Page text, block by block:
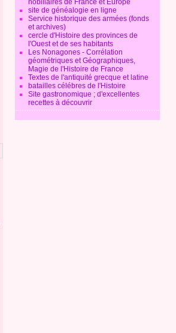
nobiliaires de France et Europe
site de généalogie en ligne
Service historique des armées (fonds
et archives)
cercle d'Histoire des provinces de
l'Ouest et de ses habitants
Les Nonagones - Corrélation
géométriques et Géographiques,
Magie de l'Histoire de France
Textes de l'antiquité grecque et latine
batailles célébres de l'Histoire
Site gastronomique ; d'excellentes
recettes à découvrir